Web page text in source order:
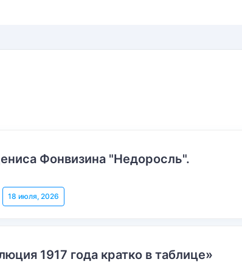
Фонвизина "Недоросль".
18 июля, 2026
1917 года кратко в таблице»